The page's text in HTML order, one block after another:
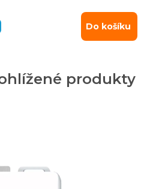
Do košíku
produkty